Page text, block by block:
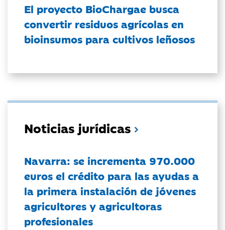
El proyecto BioChargae busca
convertir residuos agrícolas en
bioinsumos para cultivos leñosos
Noticias jurídicas
Navarra: se incrementa 970.000
euros el crédito para las ayudas a
la primera instalación de jóvenes
agricultores y agricultoras
profesionales